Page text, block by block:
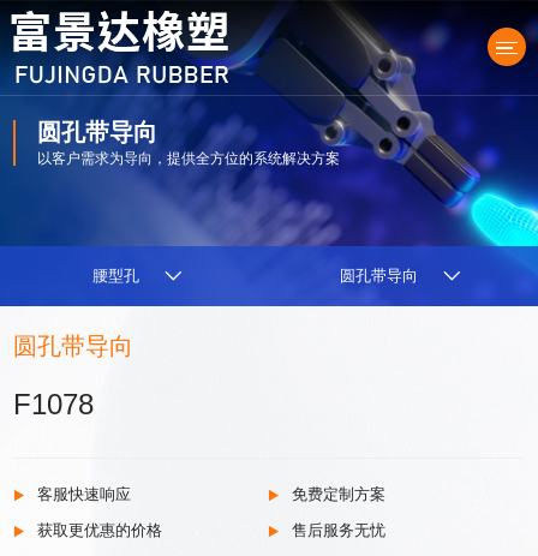
产品中心
圆孔带导向
以客户需求为导向，提供全方位的系统解决方案
腰型孔 圆孔带导向
圆孔带导向
F1078
客服快速响应
免费定制方案
获取更优惠的价格
售后服务无忧